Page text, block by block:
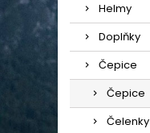
Helmy
Doplňky
Čepice
Čepice
Čelenky